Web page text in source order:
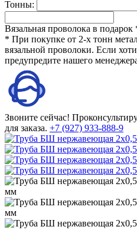
Тонны:
Вязальная проволока в подарок
* При покупке от 2-х тонн
вязальной проволоки. Если
предупредите нашего
Звоните сейчас!
для заказа. +7 (927) 933-888-9